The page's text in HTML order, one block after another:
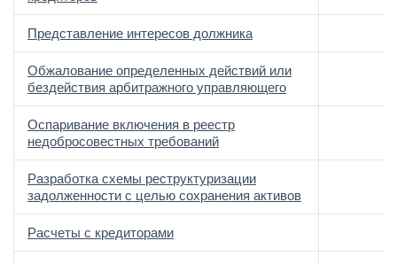
Представление интересов должника
Обжалование определенных действий или
бездействия арбитражного управляющего
Оспаривание включения в реестр
недобросовестных требований
Разработка схемы реструктуризации
задолженности с целью сохранения активов
Расчеты с кредиторами